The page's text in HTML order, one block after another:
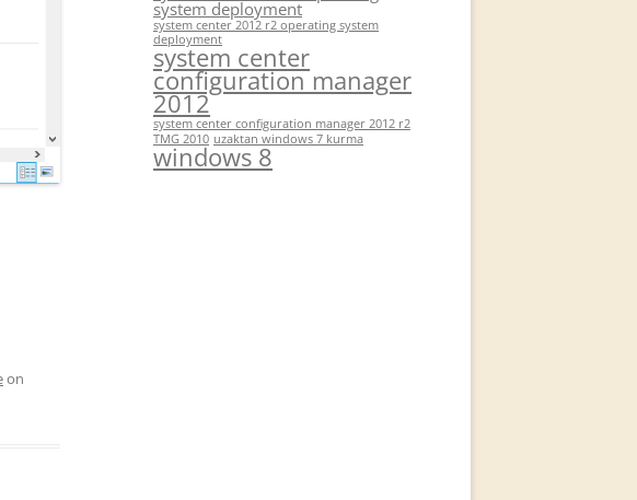
on
system deployment
system center 2012 r2 operating system
deployment
system center
configuration manager
2012
system center configuration manager 2012 r2
TMG 2010 uzaktan windows 7 kurma
windows 8